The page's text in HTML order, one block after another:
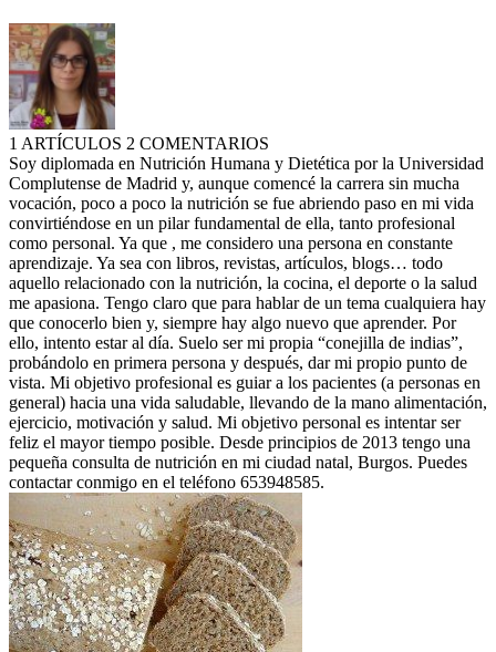
1 ARTÍCULOS 2 COMENTARIOS
Soy diplomada en Nutrición Humana y Dietética por la Universidad
Complutense de Madrid y, aunque comencé la carrera sin mucha
vocación, poco a poco la nutrición se fue abriendo paso en mi vida
convirtiéndose en un pilar fundamental de ella, tanto profesional
como personal. Ya que , me considero una persona en constante
aprendizaje. Ya sea con libros, revistas, artículos, blogs… todo
aquello relacionado con la nutrición, la cocina, el deporte o la salud
me apasiona. Tengo claro que para hablar de un tema cualquiera hay
que conocerlo bien y, siempre hay algo nuevo que aprender. Por
ello, intento estar al día. Suelo ser mi propia “conejilla de indias”,
probándolo en primera persona y después, dar mi propio punto de
vista. Mi objetivo profesional es guiar a los pacientes (a personas en
general) hacia una vida saludable, llevando de la mano alimentación,
ejercicio, motivación y salud. Mi objetivo personal es intentar ser
feliz el mayor tiempo posible. Desde principios de 2013 tengo una
pequeña consulta de nutrición en mi ciudad natal, Burgos. Puedes
contactar conmigo en el teléfono 653948585.